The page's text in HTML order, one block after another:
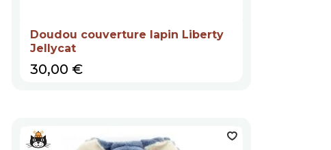
Doudou couverture lapin Liberty
Jellycat
Prix
30,00 €